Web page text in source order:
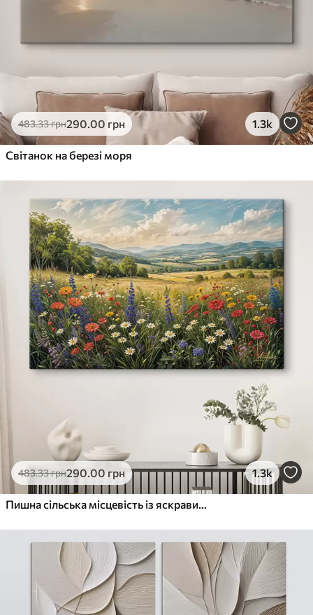
483.33грн290.00 грн 1.3k
Світанок на березі моря
483.33грн290.00 грн 1.3k
Пишна сільська місцевість із яскравим лугом диких квітів, наповненим різнокольоровими квітами під хмарним небом